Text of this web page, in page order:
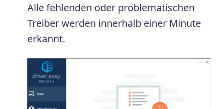
Alle fehlenden oder problematischen
Treiber werden innerhalb einer Minute
erkannt.